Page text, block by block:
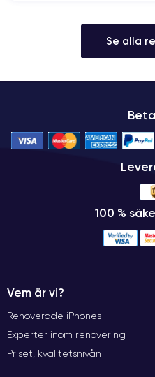
Se alla
100 %
Vem är vi?
Renoverade iPhones
Experter inom renovering
Priset, kvalitetsnivån